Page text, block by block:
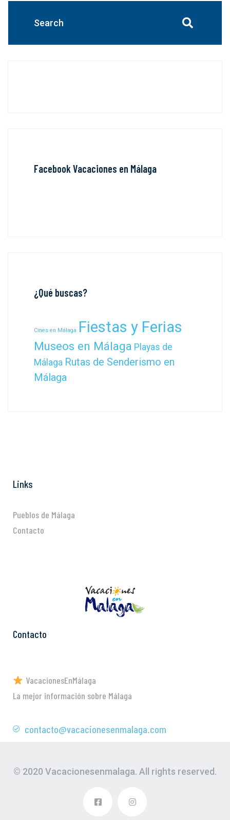
Facebook Vacaciones en Málaga
¿Qué buscas?
Cines en Málaga Fiestas y Ferias
Museos en Málaga Playas de
Málaga Rutas de Senderismo en
Málaga
Links
Pueblos de Málaga
Contacto
Contacto
VacacionesEnMálaga
La mejor información sobre Málaga
contacto@vacacionesenmalaga.com
© 2020 Vacacionesenmalaga. All rights reserved.